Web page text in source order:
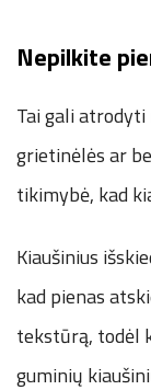
Nepilkite
Tai gali
grietinėlės ar
tikimybė, kad
Kiaušinius
kad pienas
tekstūrą, todėl
guminių